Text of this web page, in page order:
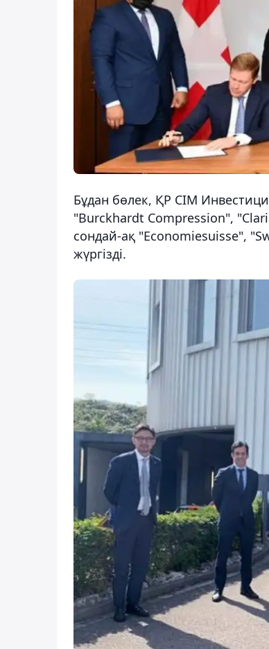
Бұдан бөлек, ҚР СІМ
"Burckhardt Compression",
сондай-ақ "Economiesuisse",
жүргізді.